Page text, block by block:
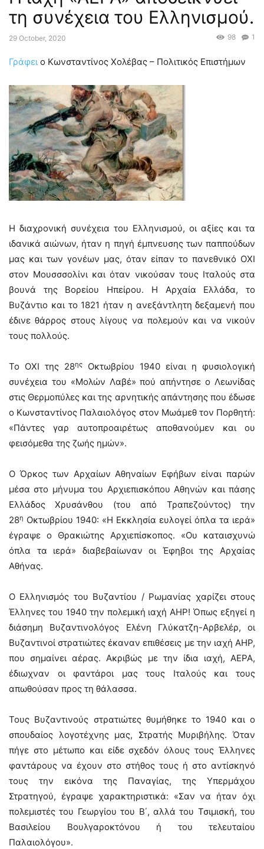
τη συνέχεια του Ελληνισμού.
29 October, 2020 1
98
Γράφει ο Κωνσταντίνος Χολέβας – Πολιτικός Επιστήμων
Η διαχρονική συνέχεια του Ελληνισμού, οι αξίες και τα
ιδανικά αιώνων, ήταν η πηγή έμπνευσης των παππούδων
μας και των γονέων μας, όταν είπαν το πανεθνικό ΟΧΙ
στον Μουσσσολίνι και όταν νικούσαν τους Ιταλούς στα
βουνά της Βορείου Ηπείρου. Η Αρχαία Ελλάδα, το
Βυζάντιο και το 1821 ήταν η ανεξάντλητη δεξαμενή που
έδινε θάρρος στους λίγους να πολεμούν και να νικούν
τους πολλούς.
Το ΟΧΙ της 28ης
Οκτωβρίου 1940 είναι η φυσιολογική
συνέχεια του «Μολών Λαβέ» πού απήντησε ο Λεωνίδας
στις Θερμοπύλες και της αρνητικής απάντησης που έδωσε
ο Κωνσταντίνος Παλαιολόγος στον Μωάμεθ τον Πορθητή:
«Πάντες γαρ αυτοπροαιρέτως αποθανούμεν και ου
φεισόμεθα της ζωής ημών».
Ο Όρκος των Αρχαίων Αθηναίων Εφήβων είναι παρών
μέσα στο μήνυμα του Αρχιεπισκόπου Αθηνών και πάσης
Ελλάδος Χρυσάνθου (του από Τραπεζούντος) την
28η Οκτωβρίου 1940: «Η Εκκλησία ευλογεί όπλα τα ιερά»
έγραψε ο Θρακιώτης Αρχιεπίσκοπος. «Ου καταισχυνώ
όπλα τα ιερά» διαβεβαίωναν οι Έφηβοι της Αρχαίας
Αθήνας.
Ο Ελληνισμός του Βυζαντίου / Ρωμανίας χαρίζει στους
Έλληνες του 1940 την πολεμική ιαχή ΑΗΡ! Όπως εξηγεί η
διάσημη Βυζαντινολόγος Ελένη Γλύκατζη-Αρβελέρ, οι
Βυζαντινοί στρατιώτες έκαναν επιθέσεις με την ιαχή ΑΗΡ,
που σημαίνει αέρας. Ακριβώς με την ίδια ιαχή, ΑΕΡΑ,
έδιωχναν οι φαντάροι μας τους Ιταλούς και τους
απωθούσαν προς τη θάλασσα.
Τους Βυζαντινούς στρατιώτες θυμήθηκε το 1940 και ο
σπουδαίος λογοτέχνης μας, Στρατής Μυριβήλης. Όταν
πήγε στο μέτωπο και είδε σχεδόν όλους τους Έλληνες
φαντάρους να έχουν στο στήθος τους ή στο αντίσκηνό
τους την εικόνα της Παναγίας, της Υπερμάχου
Στρατηγού, έγραψε χαρακτηριστικά: «Σαν να ήταν όχι
πολεμιστές του Γεωργίου του Β΄, αλλά του Τσιμισκή, του
Βασιλείου Βουλγαροκτόνου ή του τελευταίου
Παλαιολόγου».